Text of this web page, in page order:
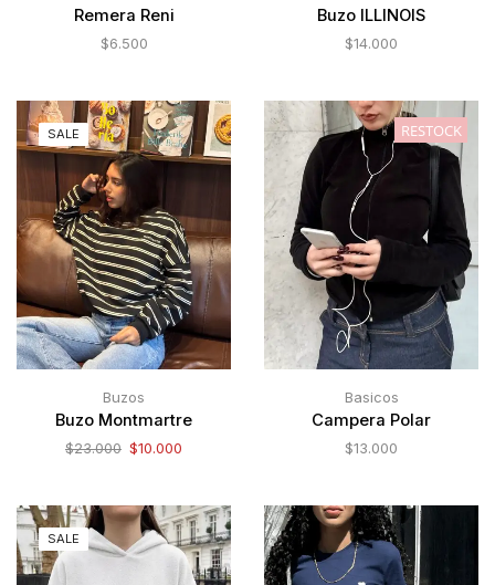
Remera Reni
$6.500
Buzo ILLINOIS
$14.000
SALE
Buzos
Buzo Montmartre
$23.000 $10.000
RESTOCK
Basicos
Campera Polar
$13.000
SALE